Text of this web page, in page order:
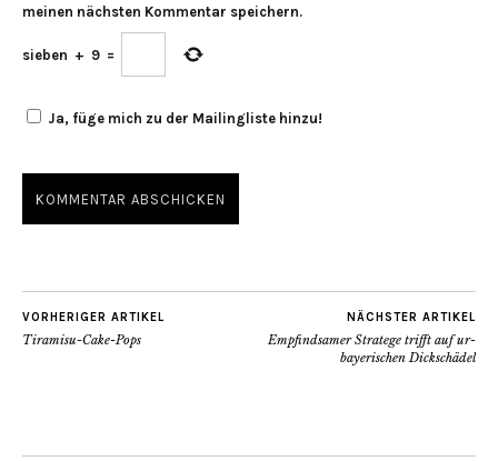
meinen nächsten Kommentar speichern.
sieben + 9 =
Ja, füge mich zu der Mailingliste hinzu!
VORHERIGER ARTIKEL
Tiramisu-Cake-Pops
NÄCHSTER ARTIKEL
Empfindsamer Stratege trifft auf ur-
bayerischen Dickschädel